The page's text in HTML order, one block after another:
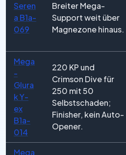
Seren
a B1a-
069
Breiter Mega-
Support weit über
Magnezone hinaus.
Mega
-
Glura
k Y-
ex
B1a-
014
220 KP und
Crimson Dive für
250 mit 50
Selbstschaden;
Finisher, kein Auto-
Opener.
Mega